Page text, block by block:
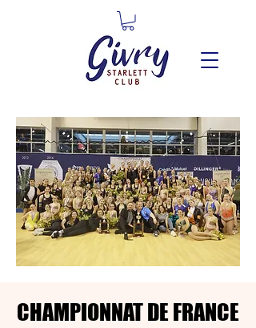
CHAMPIONNAT DE FRANCE
CHAMPIONNAT DE FRANCE